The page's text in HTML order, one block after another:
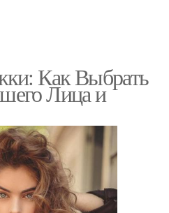
Как Выбрать
Лица и